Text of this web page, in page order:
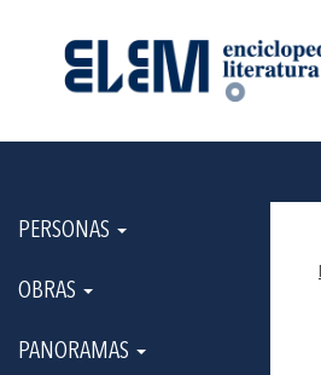
PERSONAS
OBRAS
PANORAMAS